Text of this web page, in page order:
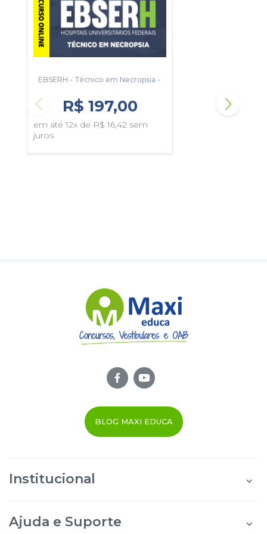
EBSERH - Técnico em Necropsia - ‎
R$ 197,00
em até 12x de R$ 16,42 sem
juros
BLOG MAXI EDUCA
Institucional
Área do Afiliado
Ajuda e Suporte